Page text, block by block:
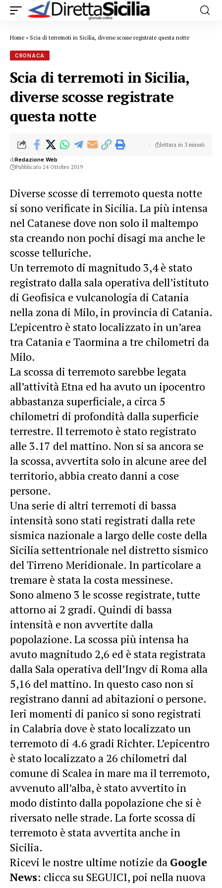
Home » Scia di terremoti in Sicilia, diverse scosse registrate questa notte
CRONACA
Scia di terremoti in Sicilia,
diverse scosse registrate
questa notte
diRedazione Web
Pubblicato 24 Ottobre 2019
lettura in 3 minuti
Diverse scosse di terremoto questa notte
si sono verificate in Sicilia. La più intensa
nel Catanese dove non solo il maltempo
sta creando non pochi disagi ma anche le
scosse telluriche.
Un terremoto di magnitudo 3,4è stato
registrato dalla sala operativa dell’istituto
di Geofisica e vulcanologia di Catania
nella zona di Milo, in provincia di Catania.
L’epicentro è stato localizzato in un’area
tra Catania e Taormina a tre chilometri da
Milo.
La scossa di terremoto sarebbe legata
all’attività Etna ed ha avuto un ipocentro
abbastanza superficiale, a circa 5
chilometri di profondità dalla superficie
terrestre. Ilterremoto è stato registrato
alle 3.17 del mattino. Non si sa ancora se
la scossa, avvertita solo in alcune aree del
territorio, abbia creato danni a cose
persone.
Una serie di altri terremoti di bassa
intensità sono stati registrati dalla rete
sismica nazionale a largo delle coste della
Sicilia settentrionale nel distretto sismico
del Tirreno Meridionale. In particolare a
tremare è stata la costa messinese.
Sono almeno 3 le scosse registrate, tutte
attorno ai 2 gradi. Quindi di bassa
intensità e non avvertite dalla
popolazione. La scossa più intensa ha
avuto magnitudo 2,6 ed è stata registrata
dalla Sala operativa dell’Ingv di Roma alla
5,16 del mattino. In questo caso non si
registrano danni ad abitazioni o persone.
Ieri momenti di panico si sono registrati
in Calabria dove è stato localizzato un
terremoto di 4.6 gradi Richter. L’epicentro
è stato localizzato a 26 chilometri dal
comune di Scalea in mare ma il terremoto,
avvenuto all’alba, è stato avvertito in
modo distinto dalla popolazione che si è
riversato nelle strade. La forte scossa di
terremoto è stata avvertita anche in
Sicilia.
Ricevi le nostre ultime notizie da Google
News: clicca su SEGUICI, poi nella nuova